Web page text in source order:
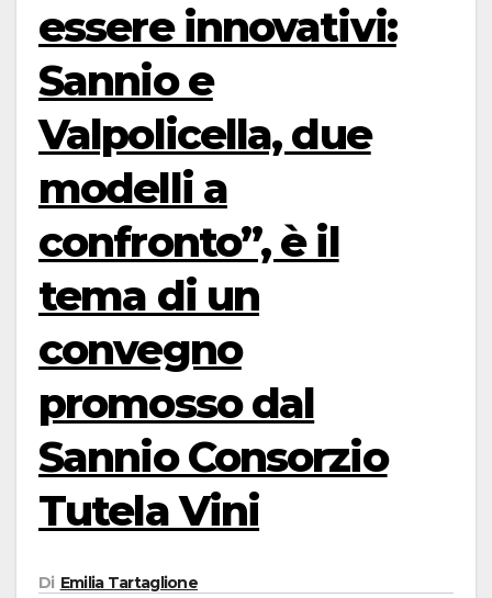
essere innovativi:
Sannio e
Valpolicella, due
modelli a
confronto”, è il
tema di un
convegno
promosso dal
Sannio Consorzio
Tutela Vini
Di Emilia Tartaglione